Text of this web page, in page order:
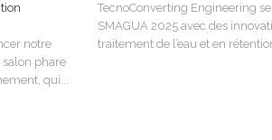
notre
phare
qui...
TecnoConverting Engineering
SMAGUA 2025 avec des
traitement de l’eau et en